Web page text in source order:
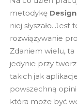
metodykę
niej słyszało.
rozwiązywanie
Zdaniem wielu,
jedynie przy
takich jak
powszechną
która może być